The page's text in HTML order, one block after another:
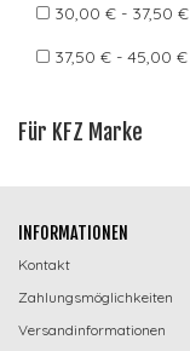
30,00 € - 37,50 €
37,50 € - 45,00 €
Für KFZ Marke
INFORMATIONEN
Kontakt
Zahlungsmöglichkeiten
Versandinformationen